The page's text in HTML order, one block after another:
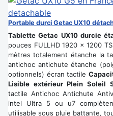
Portable durci Getac UX10
Tablette Getac UX10 durcie
pouces FULLHD 1920 x 1200
mètres totalement étanche la
antichoc antichute étanche
optionnels) écran tactile
Lisible extérieur Plein Soleil
tactile Antichoc Antichute
intel Ultra 5 ou u7
utilisable sous pluie battante,